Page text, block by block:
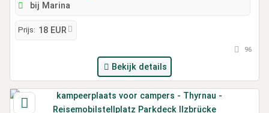
bij Marina
Prijs: 18 EUR
96
Bekijk details